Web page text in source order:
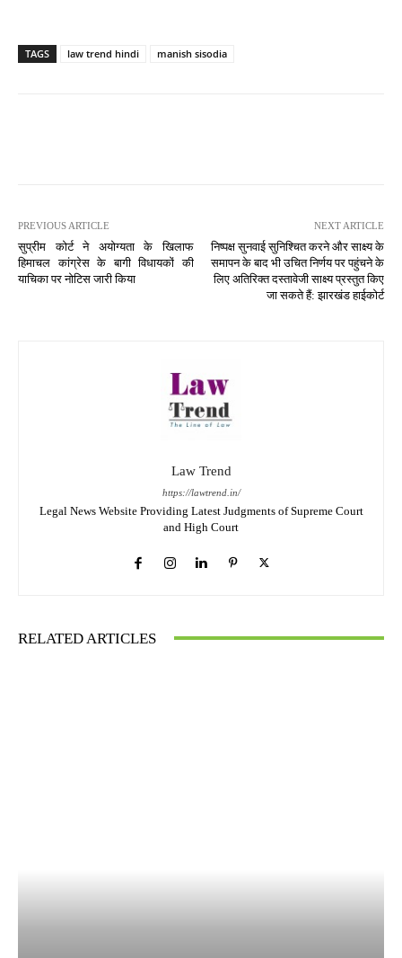
TAGS law trend hindi manish sisodia
PREVIOUS ARTICLE
सुप्रीम कोर्ट ने अयोग्यता के खिलाफ
हिमाचल कांग्रेस के बागी विधायकों की
याचिका पर नोटिस जारी किया
NEXT ARTICLE
निष्पक्ष सुनवाई सुनिश्चित करने और साक्ष्य के
समापन के बाद भी उचित निर्णय पर पहुंचने के
लिए अतिरिक्त दस्तावेजी साक्ष्य प्रस्तुत किए
जा सकते हैं: झारखंड हाईकोर्ट
Law Trend
https://lawtrend.in/
Legal News Website Providing Latest Judgments of Supreme Court
and High Court
RELATED ARTICLES